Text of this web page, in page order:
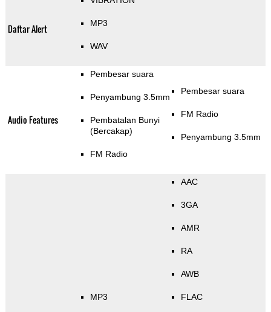
Daftar Alert MP3
WAV
Audio Features
Pembesar suara
Penyambung 3.5mm
Pembatalan Bunyi
(Bercakap)
FM Radio
Pembesar suara
FM Radio
Penyambung 3.5mm
MP3
AAC
3GA
AMR
RA
AWB
FLAC